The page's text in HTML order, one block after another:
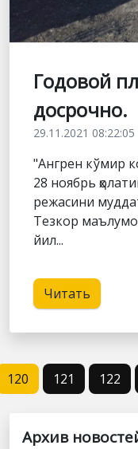
Годовой
досрочно.
29.11.2021 08:22:05
"Ангрен кўмир
28 ноябрь
режасини
Тезкор
йил...
Читать
120 121 122
Архив